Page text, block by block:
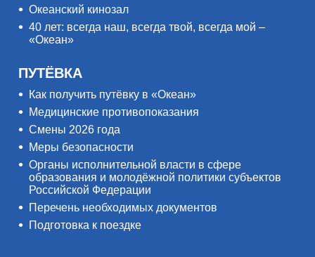
Океанский кинозал
40 лет: всегда наш, всегда твой, всегда мой –
«Океан»
ПУТЁВКА
Как получить путёвку в «Океан»
Медицинские противопоказания
Смены 2026 года
Меры безопасности
Органы исполнительной власти в сфере
образования и молодёжной политики субъектов
Российской Федерации
Перечень необходимых документов
Подготовка к поездке